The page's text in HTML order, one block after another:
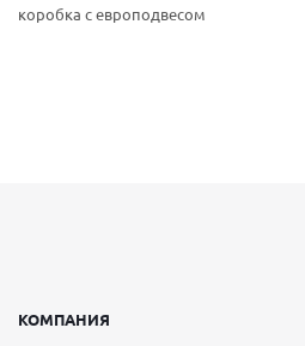
коробка c европодвесом
КОМПАНИЯ